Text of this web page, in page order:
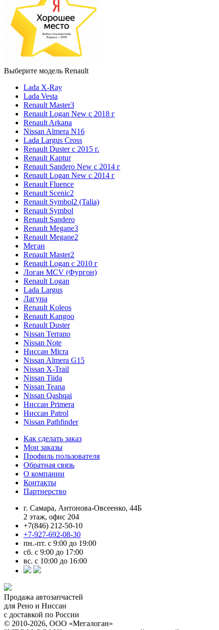
Выберите модель Renault
Lada X-Ray
Lada Vesta
Renault Master3
Renault Logan New с 2018 г
Renault Arkana
Nissan Almera N16
Lada Largus Cross
Renault Duster с 2015 г.
Renault Kaptur
Renault Sandero New с 2014 г
Renault Logan New с 2014 г
Renault Fluence
Renault Scenic2
Renault Symbol2 (Talia)
Renault Symbol
Renault Sandero
Renault Megane3
Renault Megane2
Меган
Renault Master2
Renault Logan c 2010 г
Логан МСV (Фургон)
Renault Logan
Lada Largus
Лагуна
Renault Koleos
Renault Kangoo
Renault Duster
Nissan Terrano
Nissan Note
Ниссан Micra
Nissan Almera G15
Nissan X-Trail
Nissan Tiida
Nissan Teana
Nissan Qashqai
Ниссан Primera
Ниссан Patrol
Nissan Pathfinder
Как сделать заказ
Мои заказы
Профиль пользователя
Обратная связь
О компании
Контакты
Партнерство
г. Самара, Антонова-Овсеенко, 44Б
2 этаж, офис 204
+7(846) 212-50-10
+7-927-692-08-30
пн.-пт. с 9:00 до 19:00
сб. с 9:00 до 17:00
вс. с 10:00 до 16:00
Продажа автозапчастей
для Рено и Ниссан
с доставкой по России
© 2010-2026, ООО «Мегалоган»